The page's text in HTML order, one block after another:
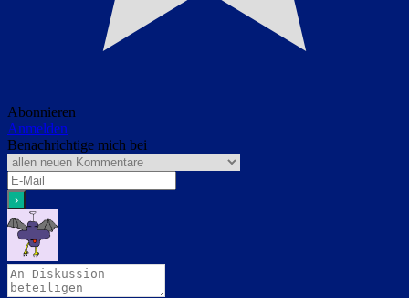
Abonnieren
Anmelden
Benachrichtige mich bei